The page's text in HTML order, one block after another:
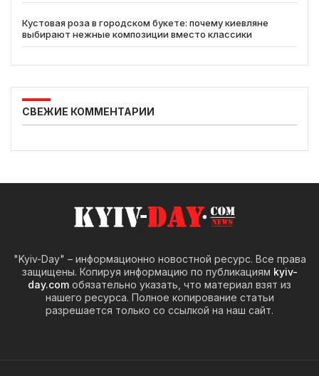
Кустовая роза в городском букете: почему киевляне
выбирают нежные композиции вместо классики
СВЕЖИЕ КОММЕНТАРИИ
"Kyiv-Day" – информационно новостной ресурс. Все права
защищены. Копируя информацию по публикациям kyiv-
day.com обязательно указать, что материал взят из
нашего ресурса. Полное копирование статьи
разрешается только со ссылкой на наш сайт.